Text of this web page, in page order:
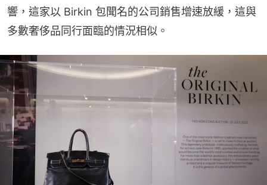
響，這家以 Birkin 包聞名的公司銷售增速放緩，這與
多數奢侈品同行面臨的情況相似。